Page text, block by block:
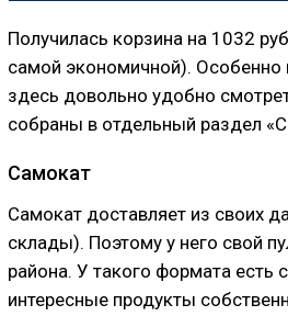
Получилась корзина на 1032
самой экономичной). Особенно
здесь довольно удобно
собраны в отдельный раздел
Самокат
Самокат доставляет из своих
склады). Поэтому у него свой
района. У такого формата
интересные продукты